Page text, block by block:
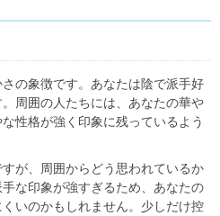
の象徴です。あなたは陰で派手好
周囲の人たちには、あなたの華や
性格が強く印象に残っているよう
が、周囲からどう思われているか
な印象が強すぎるため、あなたの
いのかもしれません。少しだけ控